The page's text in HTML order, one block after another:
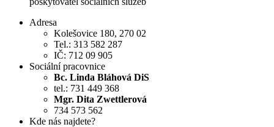
Adresa
Kolešovice 180, 270 02
Tel.: 313 582 287
IČ: 712 09 905
Sociální pracovnice
Bc. Linda Bláhová DiS
tel.: 731 449 368
Mgr. Dita Zwettlerová
734 573 562
Kde nás najdete?